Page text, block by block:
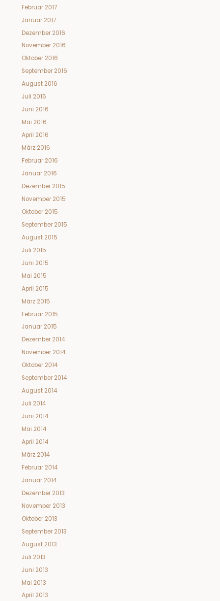
Februar 2017
Januar 2017
Dezember 2016
November 2016
Oktober 2016
September 2016
August 2016
Juli 2016
Juni 2016
Mai 2016
April 2016
März 2016
Februar 2016
Januar 2016
Dezember 2015
November 2015
Oktober 2015
September 2015
August 2015
Juli 2015
Juni 2015
Mai 2015
April 2015
März 2015
Februar 2015
Januar 2015
Dezember 2014
November 2014
Oktober 2014
September 2014
August 2014
Juli 2014
Juni 2014
Mai 2014
April 2014
März 2014
Februar 2014
Januar 2014
Dezember 2013
November 2013
Oktober 2013
September 2013
August 2013
Juli 2013
Juni 2013
Mai 2013
April 2013